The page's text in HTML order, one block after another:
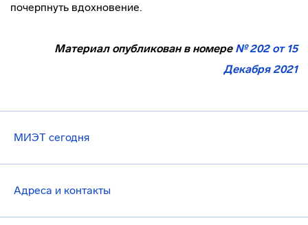
почерпнуть вдохновение.
Материал опубликован в номере № 202 от 15
Декабря 2021
МИЭТ сегодня
Адреса и контакты